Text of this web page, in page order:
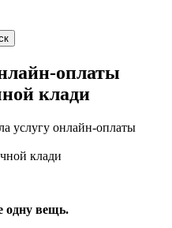
оплаты
клади
услугу онлайн-оплаты
одну вещь.